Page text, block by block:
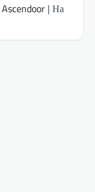
Ascendoor | На